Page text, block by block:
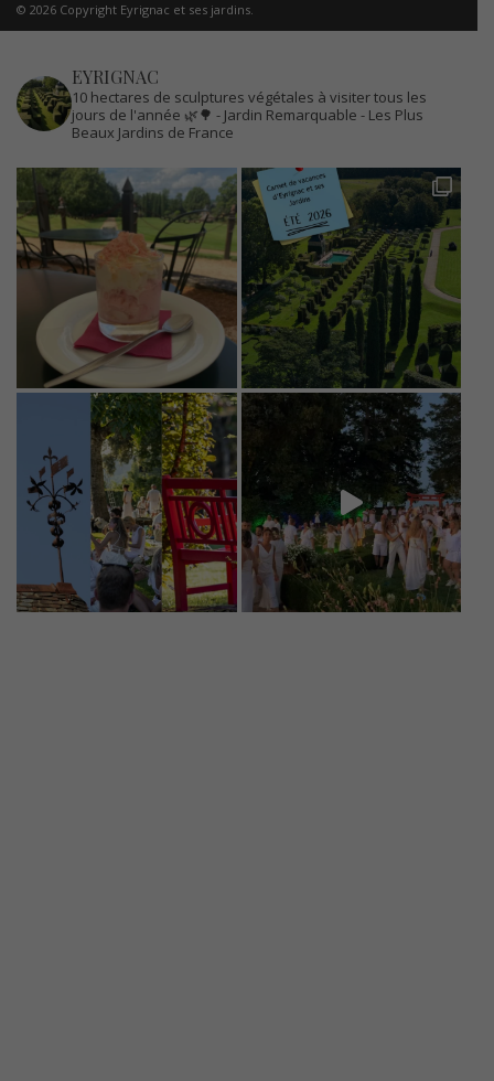
© 2026 Copyright Eyrignac et ses jardins.
EYRIGNAC
10 hectares de sculptures végétales à visiter tous les
jours de l'année 🌿🌳 - Jardin Remarquable - Les Plus
Beaux Jardins de France